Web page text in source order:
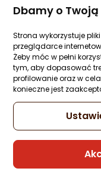
Dbamy o
Strona wykorzystuje
przeglądarce
Żeby móc w pełni
tym, aby dopasować
profilowanie oraz w
konieczne jest